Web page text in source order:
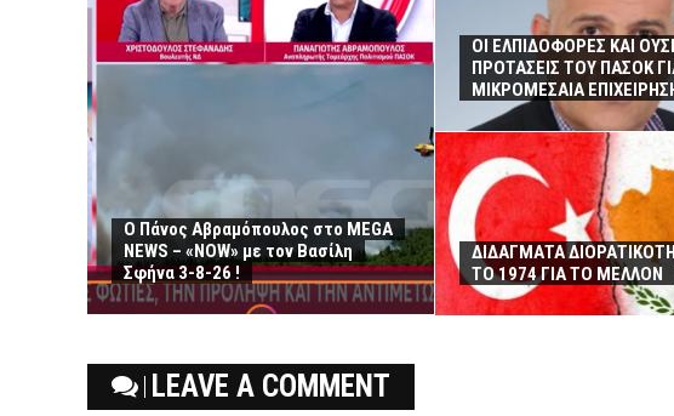
Ο Πάνος Αβραμόπουλος στο MEGA
NEWS – «NOW» με τον Βασίλη
Σφήνα 3-8-26 !
ΟΙ ΕΛΠΙΔΟΦΟΡΕΣ ΚΑΙ
ΠΡΟΤΑΣΕΙΣ ΤΟΥ ΠΑΣΟΚ
ΜΙΚΡΟΜΕΣΑΙΑ
ΔΙΔΑΓΜΑΤΑ
ΤΟ 1974 ΓΙΑ ΤΟ ΜΕΛΛΟΝ
LEAVE A COMMENT